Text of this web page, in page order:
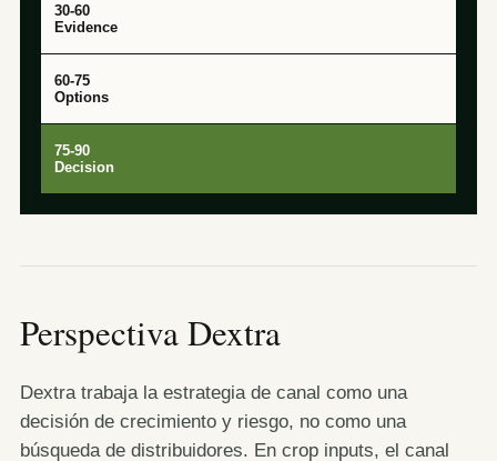
30-60
Evidence
60-75
Options
75-90
Decision
Perspectiva Dextra
Dextra trabaja la estrategia de canal como una
decisión de crecimiento y riesgo, no como una
búsqueda de distribuidores. En crop inputs, el canal